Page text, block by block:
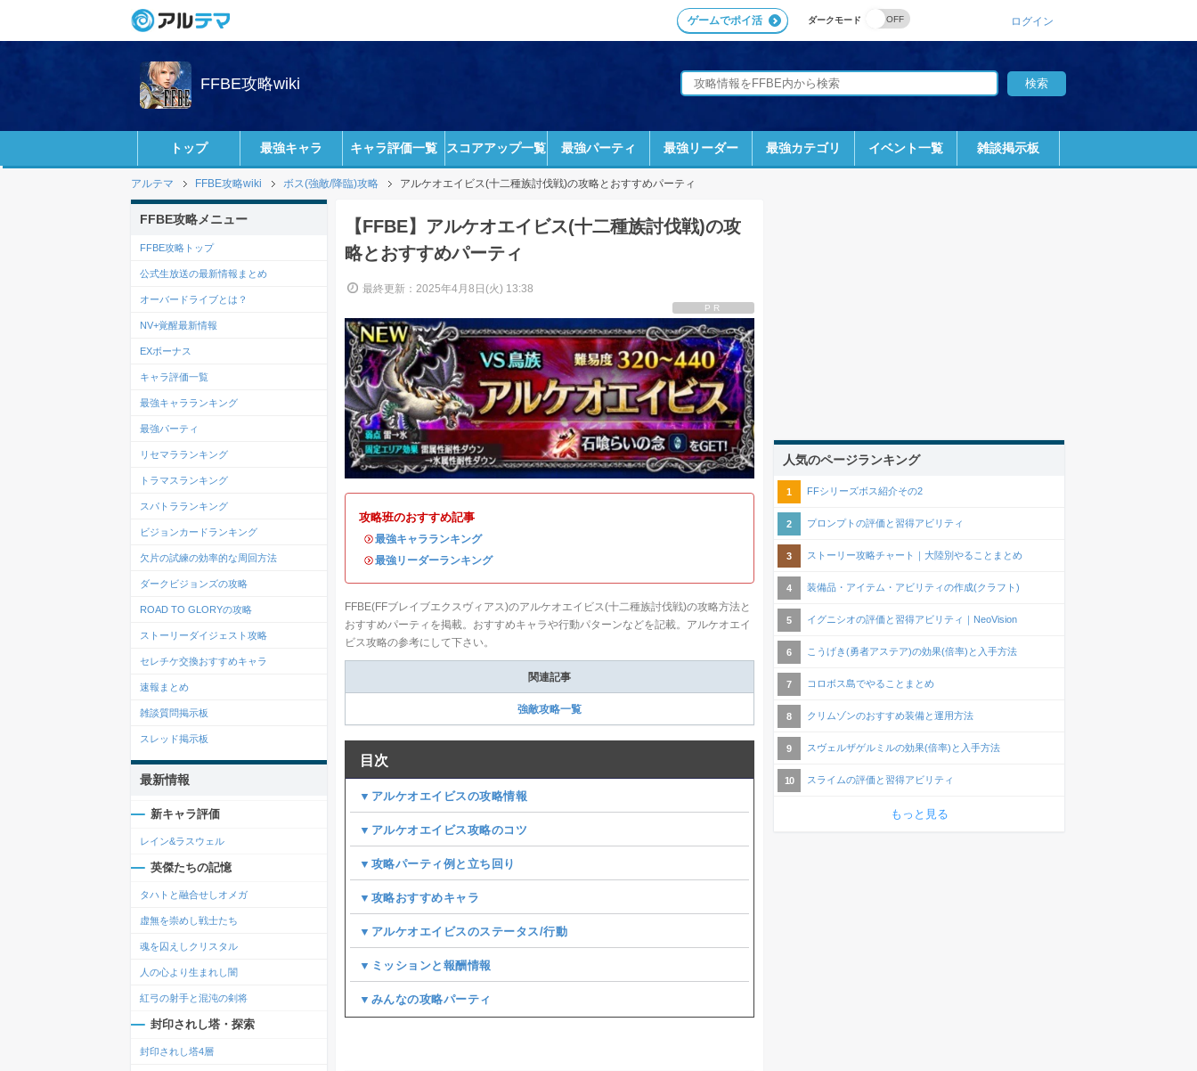
ダークモード
ゲームでポイ活 ログイン
FFBE攻略wiki
トップ 最強キャラ キャラ評価一覧 スコアアップ一覧 最強パーティ 最強リーダー 最強カテゴリ イベント一覧 雑談掲示板
アルテマ FFBE攻略wiki ボス(強敵/降臨)攻略 アルケオエイビス(十二種族討伐戦)の攻略とおすすめパーティ
【FFBE】アルケオエイビス(十二種族討伐戦)の攻
略とおすすめパーティ
最終更新：2025年4月8日(火) 13:38
PR
攻略班のおすすめ記事
・最強キャラランキング
・最強リーダーランキング
FFBE(FFブレイブエクスヴィアス)のアルケオエイビス(十二種族討伐戦)の攻略方法と
おすすめパーティを掲載。おすすめキャラや行動パターンなどを記載。アルケオエイ
ビス攻略の参考にして下さい。
関連記事
強敵攻略一覧
目次
▼アルケオエイビスの攻略情報
▼アルケオエイビス攻略のコツ
▼攻略パーティ例と立ち回り
▼攻略おすすめキャラ
▼アルケオエイビスのステータス/行動
▼ミッションと報酬情報
▼みんなの攻略パーティ
FFBE攻略メニュー
FFBE攻略トップ
公式生放送の最新情報まとめ
オーバードライブとは？
NV+覚醒最新情報
EXボーナス
キャラ評価一覧
最強キャラランキング
最強パーティ
リセマラランキング
トラマスランキング
スパトラランキング
ビジョンカードランキング
欠片の試練の効率的な周回方法
ダークビジョンズの攻略
ROAD TO GLORYの攻略
ストーリーダイジェスト攻略
セレチケ交換おすすめキャラ
速報まとめ
雑談質問掲示板
スレッド掲示板
最新情報
新キャラ評価
レイン&ラスウェル
英傑たちの記憶
タハトと融合せしオメガ
虚無を崇めし戦士たち
魂を囚えしクリスタル
人の心より生まれし闇
紅弓の射手と混沌の剣将
封印されし塔・探索
封印されし塔4層
人気のページランキング
FFシリーズボス紹介その2
プロンプトの評価と習得アビリティ
ストーリー攻略チャート｜大陸別やることまとめ
装備品・アイテム・アビリティの作成(クラフト)
イグニシオの評価と習得アビリティ｜NeoVision
こうげき(勇者アステア)の効果(倍率)と入手方法
コロボス島でやることまとめ
クリムゾンのおすすめ装備と運用方法
スヴェルザゲルミルの効果(倍率)と入手方法
スライムの評価と習得アビリティ
もっと見る